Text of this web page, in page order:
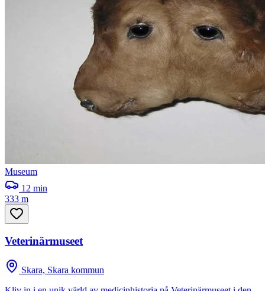
Museum
12 min
333 m
Veterinärmuseet
Skara, Skara kommun